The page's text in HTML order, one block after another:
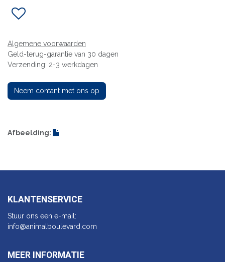
Algemene voorwaarden
Geld-terug-garantie van 30 dagen
Verzending: 2-3 werkdagen
Neem contant met ons op
Afbeelding:
KLANTENSERVICE
Stuur ons een e-mail:
info@animalbo​ulevard.com
MEER INFORMATIE